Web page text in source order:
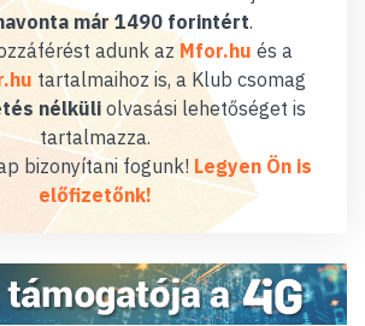
már 1490 forintért.
adunk az Mfor.hu és a
tartalmaihoz is, a Klub csomag
nélküliolvasási lehetőséget is
tartalmazza.
bizonyítani fogunk! Legyen Ön is
előfizetőnk!